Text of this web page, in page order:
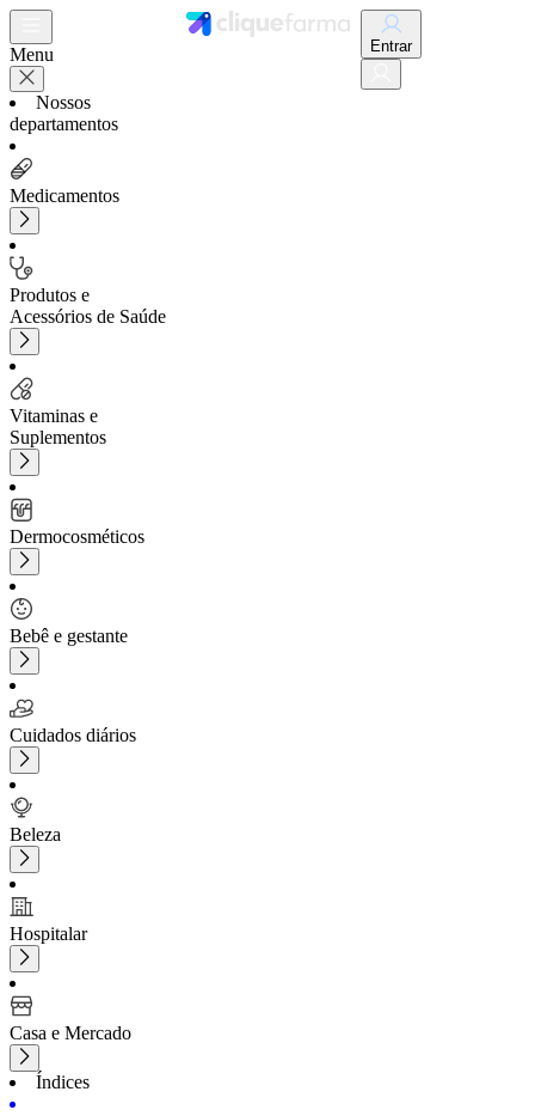
Menu
Nossos
departamentos
Medicamentos
Produtos e
Acessórios de Saúde
Vitaminas e
Suplementos
Dermocosméticos
Bebê e gestante
Cuidados diários
Beleza
Hospitalar
Casa e Mercado
Índices
Entrar